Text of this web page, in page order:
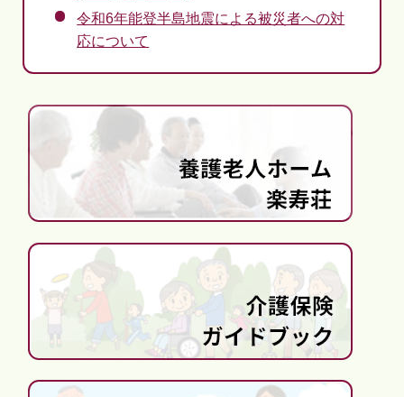
令和6年能登半島地震による被災者への対
応について